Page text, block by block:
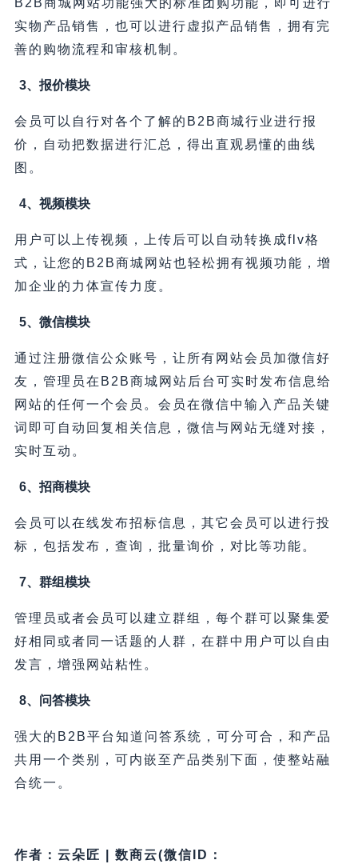
实物产品销售，也可以进行虚拟产品销售，拥有完
善的购物流程和审核机制。
3、报价模块
会员可以自行对各个了解的B2B商城行业进行报
价，自动把数据进行汇总，得出直观易懂的曲线
图。
4、视频模块
用户可以上传视频，上传后可以自动转换成flv格
式，让您的B2B商城网站也轻松拥有视频功能，增
加企业的力体宣传力度。
5、微信模块
通过注册微信公众账号，让所有网站会员加微信好
友，管理员在B2B商城网站后台可实时发布信息给
网站的任何一个会员。会员在微信中输入产品关键
词即可自动回复相关信息，微信与网站无缝对接，
实时互动。
6、招商模块
会员可以在线发布招标信息，其它会员可以进行投
标，包括发布，查询，批量询价，对比等功能。
7、群组模块
管理员或者会员可以建立群组，每个群可以聚集爱
好相同或者同一话题的人群，在群中用户可以自由
发言，增强网站粘性。
8、问答模块
强大的B2B平台知道问答系统，可分可合，和产品
共用一个类别，可内嵌至产品类别下面，使整站融
合统一。
作者：云朵匠 | 数商云(微信ID：